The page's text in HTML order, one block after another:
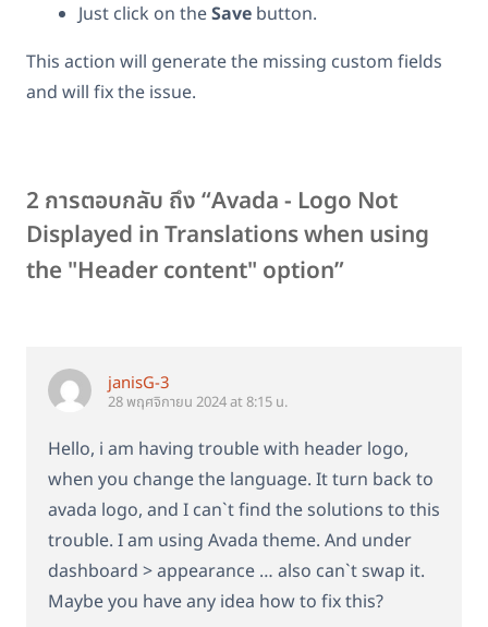
Just click on theSave button.
This action will generate the missing custom fields
and will fix the issue.
2 การตอบกลับ ถึง “Avada - Logo Not
Displayed in Translations when using
the "Header content" option”
janisG-3
28 พฤศจิกายน 2024 at 8:15 น.
Hello, i am having trouble with header logo,
when you change the language. It turn back to
avada logo, and I can`t find the solutions to this
trouble. I am using Avada theme. And under
dashboard > appearance … also can`t swap it.
Maybe you have any idea how to fix this?